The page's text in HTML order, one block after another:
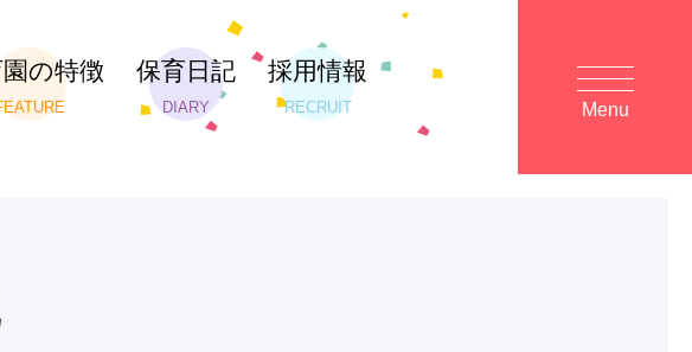
の特徴 保育日記
DIARY
採用情報
RECRUIT Menu